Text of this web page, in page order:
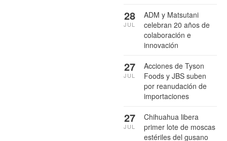
ADM y Matsutani
celebran 20 años de
colaboración e
innovación
28
JUL
Acciones de Tyson
Foods y JBS suben
por reanudación de
importaciones
27
JUL
Chihuahua libera
primer lote de moscas
estériles del gusano
27
JUL